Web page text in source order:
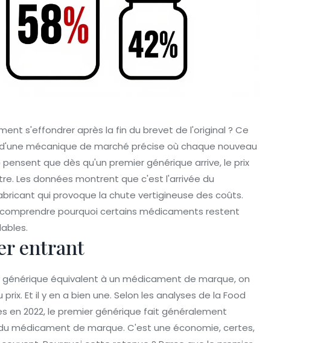
s'effondrer après la fin du brevet de l'original ? Ce
mécanique de marché précise où chaque nouveau
que dès qu'un premier générique arrive, le prix
Les données montrent que c'est l'arrivée du
qui provoque la chute vertigineuse des coûts.
pourquoi certains médicaments restent
entrant
équivalent à un médicament de marque, on
Et il y en a bien une. Selon les analyses de la Food
en 2022, le premier générique fait généralement
médicament de marque. C'est une économie, certes,